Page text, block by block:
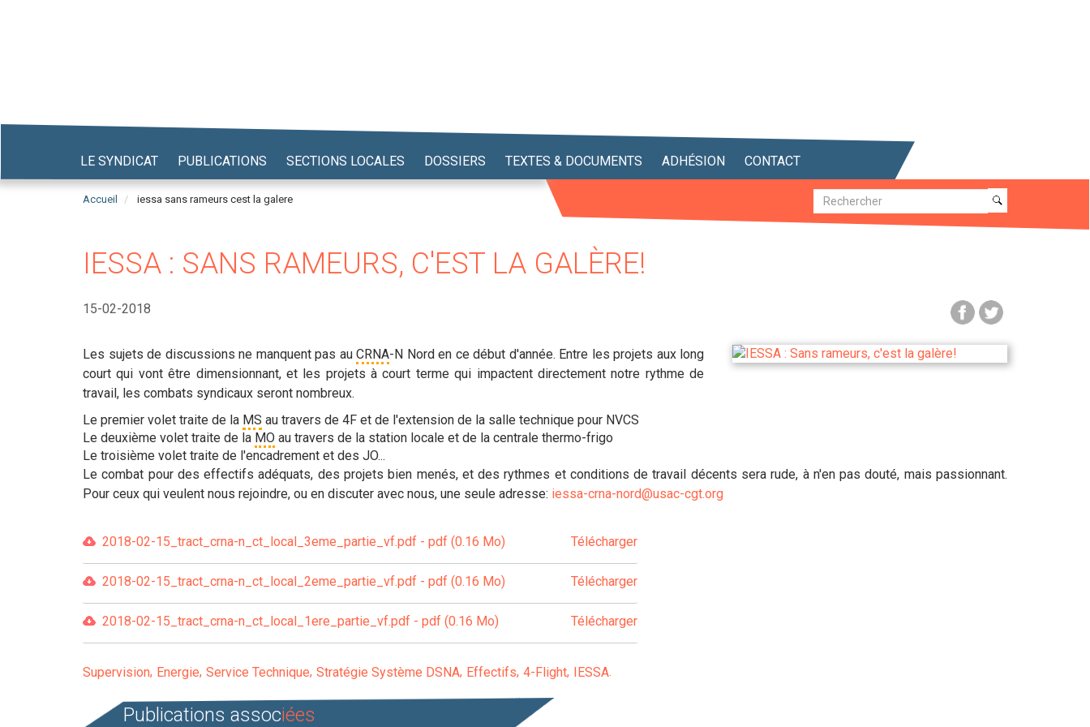
LE SYNDICAT PUBLICATIONS SECTIONS LOCALES DOSSIERS TEXTES & DOCUMENTS ADHÉSION CONTACT
Accueil iessa sans rameurs cest la galere Recherche
Recherche
IESSA : SANS RAMEURS, C'EST LA GALÈRE!
15-02-2018
Les sujets de discussions ne manquent pas au CRNA-N Nord en ce début d'année. Entre les projets aux long
court qui vont être dimensionnant, et les projets à court terme qui impactent directement notre rythme de
travail, les combats syndicaux seront nombreux.
Le premier volet traite de la MS au travers de 4F et de l'extension de la salle technique pour NVCS
Le deuxième volet traite de la MO au travers de la station locale et de la centrale thermo-frigo
Le troisième volet traite de l'encadrement et des JO...
Le combat pour des effectifs adéquats, des projets bien menés, et des rythmes et conditions de travail décents sera rude, à n'en pas douté, mais passionnant.
Pour ceux qui veulent nous rejoindre, ou en discuter avec nous, une seule adresse: iessa-crna-nord@usac-cgt.org
2018-02-15_tract_crna-n_ct_local_3eme_partie_vf.pdf - pdf (0.16 Mo) Télécharger
2018-02-15_tract_crna-n_ct_local_2eme_partie_vf.pdf - pdf (0.16 Mo) Télécharger
2018-02-15_tract_crna-n_ct_local_1ere_partie_vf.pdf - pdf (0.16 Mo) Télécharger
Supervision Energie Service Technique Stratégie Système DSNA Effectifs 4-Flight IESSA
Publications associées